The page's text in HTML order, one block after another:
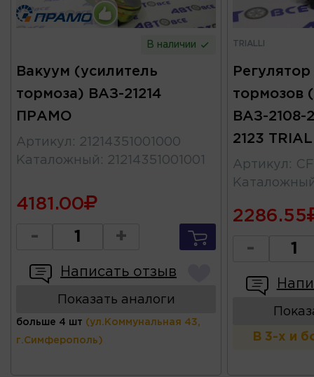
В наличии
Вакуум (усилитель
тормоза) ВАЗ-21214
ПРАМО
Артикул : 21214351001000
Каталожный : 21214351001001
4181.00
- +
Написать отзыв
Показать аналоги
больше 4 шт (ул.Коммунальная 43,
г.Симферополь)
TRIALLI
тормозов
ВАЗ-2108-
2123
Артикул :
2286.55
-
В 3-х и